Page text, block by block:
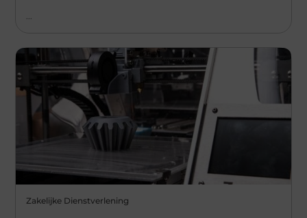
Zakelijke Dienstverlening